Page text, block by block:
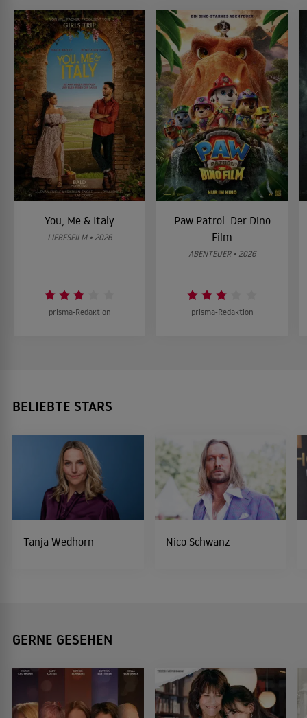
You, Me & Italy
LIEBESFILM • 2026
prisma-Redaktion
Paw Patrol: Der Dino
Film
ABENTEUER • 2026
prisma-Redaktion
BELIEBTE STARS
Tanja Wedhorn Nico Schwanz
GERNE GESEHEN